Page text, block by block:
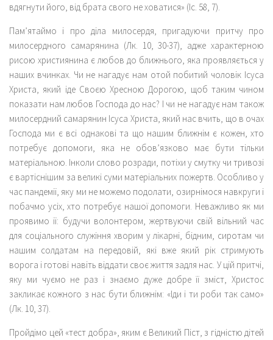
вдягнути його, від брата свого не ховатися» (Іс. 58, 7).
Пам’ятаймо і про діла милосердя, пригадуючи притчу про
милосердного самарянина (Лк. 10, 30-37), адже характерною
рисою християнина є любов до ближнього, яка проявляється у
наших вчинках. Чи не нагадує нам отой побитий чоловік Ісуса
Христа, який іде Своєю Хресною Дорогою, щоб таким чином
показати нам любов Господа до нас? І чи не нагадує нам також
милосердний самарянин Ісуса Христа, який нас вчить, що в очах
Господа ми є всі однакові та що нашим ближнім є кожен, хто
потребує допомоги, яка не обов’язково має бути тільки
матеріальною. Інколи слово розради, потіхи у смутку чи тривозі
є вартіснішим за великі суми матеріальних пожертв. Особливо у
час пандемії, яку ми не можемо подолати, озирнімося навкруги і
побачмо усіх, хто потребує нашої допомоги. Неважливо як ми
проявимо її: будучи волонтером, жертвуючи свій вільний час
для соціального служіння хворим у лікарні, бідним, сиротам чи
нашим солдатам на передовій, які вже який рік стримують
ворога і готові навіть віддати своє життя задля нас. У цій притчі,
яку ми чуємо не раз і знаємо дуже добре її зміст, Христос
закликає кожного з нас бути ближнім: «Іди і ти роби так само»
(Лк. 10, 37).
Пройдімо цей «тест добра», яким є Великий Піст, з гідністю дітей